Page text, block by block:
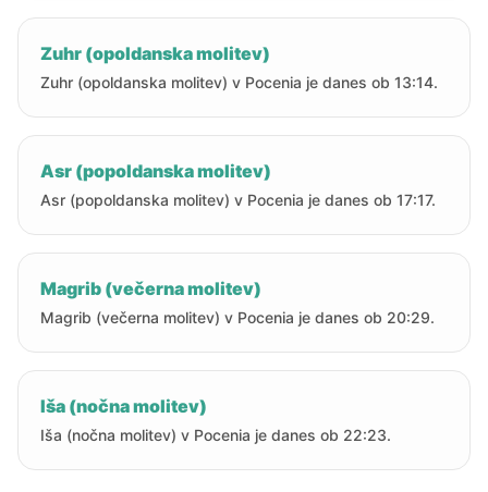
Zuhr (opoldanska molitev)
Zuhr (opoldanska molitev) v Pocenia je danes ob 13:14.
Asr (popoldanska molitev)
Asr (popoldanska molitev) v Pocenia je danes ob 17:17.
Magrib (večerna molitev)
Magrib (večerna molitev) v Pocenia je danes ob 20:29.
Iša (nočna molitev)
Iša (nočna molitev) v Pocenia je danes ob 22:23.